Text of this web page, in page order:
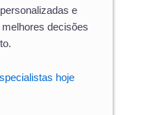
e
decisões
hoje